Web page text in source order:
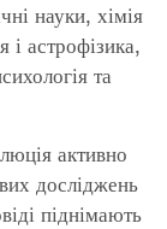
науки, хімія
і астрофізика,
та
активно
досліджень
піднімають